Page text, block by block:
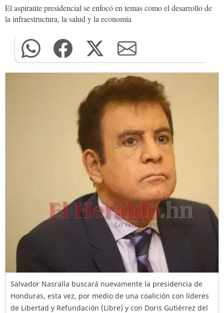
El aspirante presidencial se enfocó en temas como el desarrollo de
la infraestructura, la salud y la economía
Salvador Nasralla buscará nuevamente la presidencia de
Honduras, esta vez, por medio de una coalición con líderes
de Libertad y Refundación (Libre) y con Doris Gutiérrez del